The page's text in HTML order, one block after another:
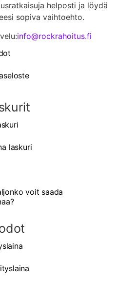
helposti ja löydä
sopiva vaihtoehto.
info@rockrahoitus.fi
laskuri
voit saada